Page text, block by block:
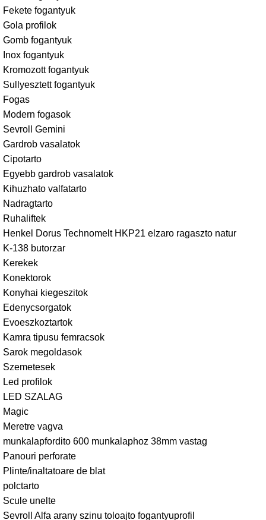
Fekete fogantyuk
Gola profilok
Gomb fogantyuk
Inox fogantyuk
Kromozott fogantyuk
Sullyesztett fogantyuk
Fogas
Modern fogasok
Sevroll Gemini
Gardrob vasalatok
Cipotarto
Egyebb gardrob vasalatok
Kihuzhato valfatarto
Nadragtarto
Ruhaliftek
Henkel Dorus Technomelt HKP21 elzaro ragaszto natur
K-138 butorzar
Kerekek
Konektorok
Konyhai kiegeszitok
Edenycsorgatok
Evoeszkoztartok
Kamra tipusu femracsok
Sarok megoldasok
Szemetesek
Led profilok
LED SZALAG
Magic
Meretre vagva
munkalapfordito 600 munkalaphoz 38mm vastag
Panouri perforate
Plinte/inaltatoare de blat
polctarto
Scule unelte
Sevroll Alfa arany szinu toloajto fogantyuprofil